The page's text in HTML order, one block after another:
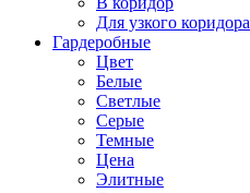
Для узкого коридора
Гардеробные
Цвет
Белые
Светлые
Серые
Темные
Цена
Элитные